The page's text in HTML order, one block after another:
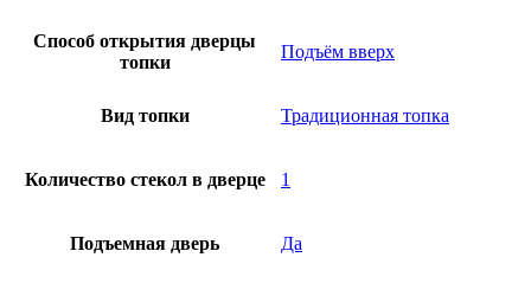
Способ открытия дверцы
топки
Подъём вверх
Вид топки Традиционная топка
Количество стекол в дверце 1
Подъемная дверь Да